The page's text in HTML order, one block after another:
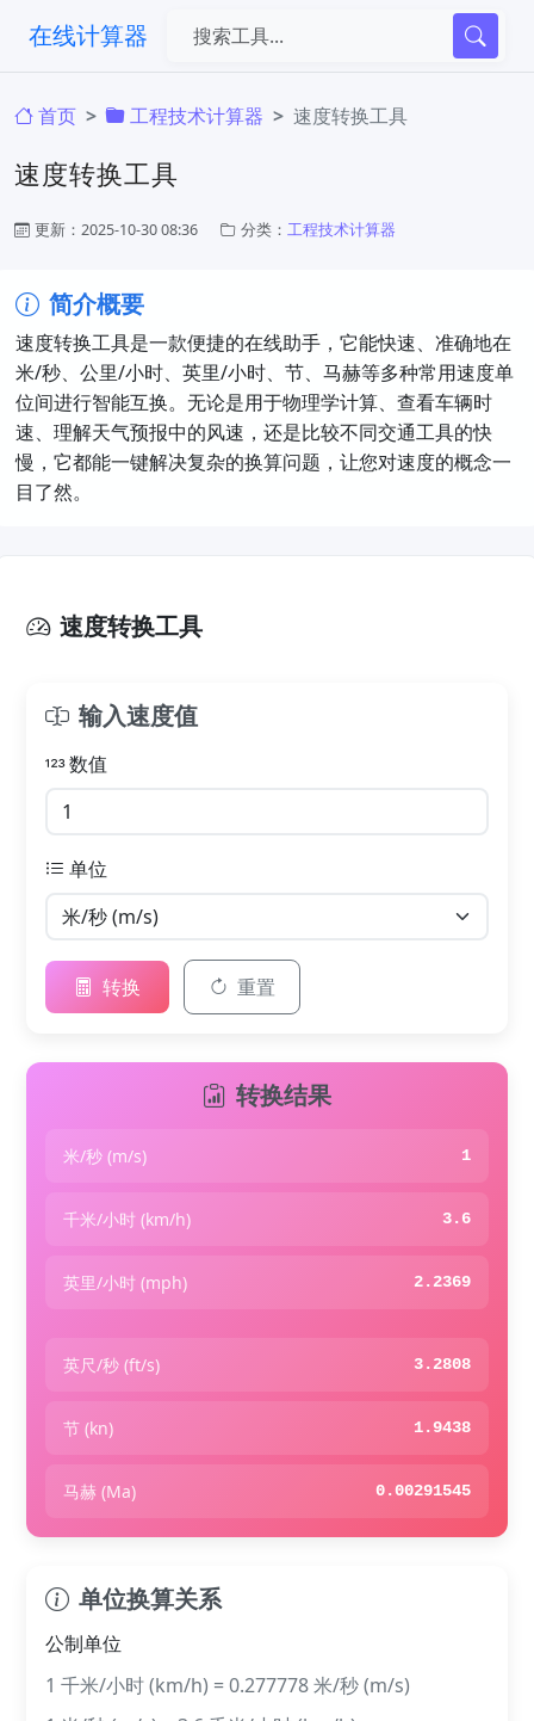
在线计算器
首页 工程技术计算器 速度转换工具
速度转换工具
更新：2025-10-30 08:36 分类： 工程技术计算器
简介概要
速度转换工具是一款便捷的在线助手，它能快速、准确地在
米/秒、公里/小时、英里/小时、节、马赫等多种常用速度单
位间进行智能互换。无论是用于物理学计算、查看车辆时
速、理解天气预报中的风速，还是比较不同交通工具的快
慢，它都能一键解决复杂的换算问题，让您对速度的概念一
目了然。
速度转换工具
输入速度值
数值
单位
转换 重置
转换结果
米/秒 (m/s) 1
千米/小时 (km/h) 3.6
英里/小时 (mph) 2.2369
英尺/秒 (ft/s) 3.2808
节 (kn) 1.9438
马赫 (Ma) 0.00291545
单位换算关系
公制单位
1 千米/小时 (km/h) = 0.277778 米/秒 (m/s)